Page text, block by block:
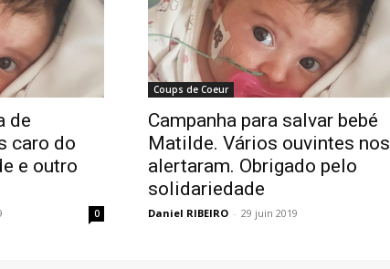
de
caro do
e outro
0
Coups de Coeur
Campanha para salvar bebé
Matilde. Vários ouvintes nos
alertaram. Obrigado pelo
solidariedade
Daniel RIBEIRO - 29 juin 2019